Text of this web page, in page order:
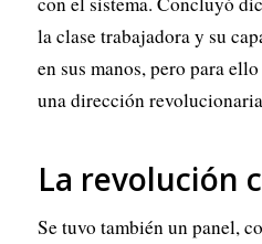
la clase trabajadora y su
en sus manos, pero para
una dirección
La revolución
Se tuvo también un panel,